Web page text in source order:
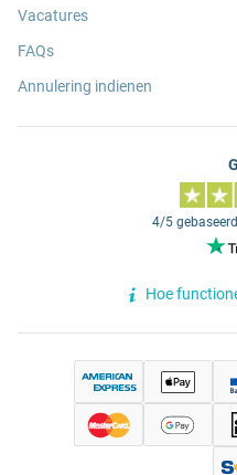
Vacatures
FAQs
Annulering indienen
4/5
Hoe